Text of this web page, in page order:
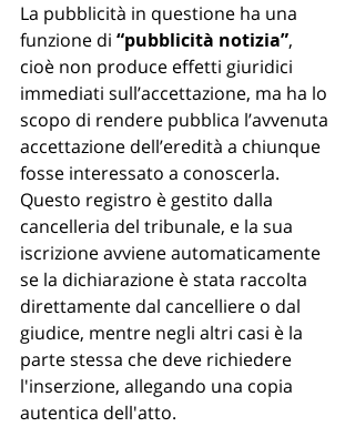
La pubblicità in questione ha una
funzione di “pubblicità notizia”,
cioè non produce effetti giuridici
immediati sull’accettazione, ma ha lo
scopo di rendere pubblica l’avvenuta
accettazione dell’eredità a chiunque
fosse interessato a conoscerla.
Questo registro è gestito dalla
cancelleria del tribunale, e la sua
iscrizione avviene automaticamente
se la dichiarazione è stata raccolta
direttamente dal cancelliere o dal
giudice, mentre negli altri casi è la
parte stessa che deve richiedere
l'inserzione, allegando una copia
autentica dell'atto.